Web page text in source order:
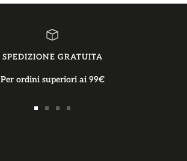
SPEDIZIONE GRATUITA
Per ordini superiori ai 99€